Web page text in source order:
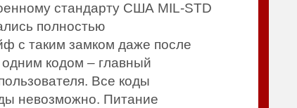
стандарту США MIL-STD
полностью
с таким замком даже после
кодом – главный
Все коды
невозможно. Питание